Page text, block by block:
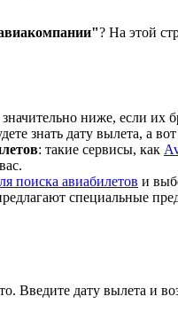
? На этой
ниже, если их
знать дату вылета, а
: такие сервисы, как
поиска авиабилетов и
специальные
Введите дату вылета и